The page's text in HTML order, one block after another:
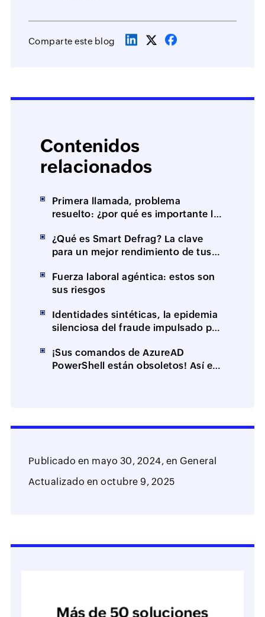
Comparte este blog
Contenidos
relacionados
Primera llamada, problema
resuelto: ¿por qué es importante la
(FCR)?
¿Qué es Smart Defrag? La clave
para un mejor rendimiento de tus
Fuerza laboral agéntica: estos son
sus riesgos
Identidades sintéticas, la epidemia
silenciosa del fraude impulsado por
¡Sus comandos de AzureAD
PowerShell están obsoletos! Así es
Publicado en mayo 30, 2024, en General
Actualizado enoctubre 9, 2025